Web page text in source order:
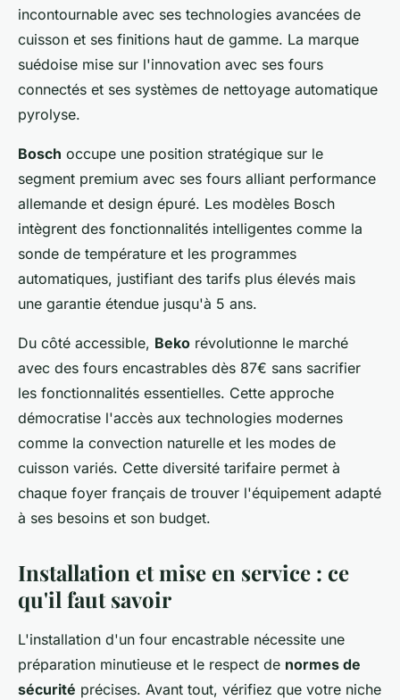
incontournable avec ses technologies avancées de
cuisson et ses finitions haut de gamme. La marque
suédoise mise sur l'innovation avec ses fours
connectés et ses systèmes de nettoyage automatique
pyrolyse.
Bosch occupe une position stratégique sur le
segment premium avec ses fours alliant performance
allemande et design épuré. Les modèles Bosch
intègrent des fonctionnalités intelligentes comme la
sonde de température et les programmes
automatiques, justifiant des tarifs plus élevés mais
une garantie étendue jusqu'à 5 ans.
Du côté accessible, Beko révolutionne le marché
avec des fours encastrables dès 87€ sans sacrifier
les fonctionnalités essentielles. Cette approche
démocratise l'accès aux technologies modernes
comme la convection naturelle et les modes de
cuisson variés. Cette diversité tarifaire permet à
chaque foyer français de trouver l'équipement adapté
à ses besoins et son budget.
Installation et mise en service : ce
qu'il faut savoir
L'installation d'un four encastrable nécessite une
préparation minutieuse et le respect de normes de
sécurité précises. Avant tout, vérifiez que votre niche